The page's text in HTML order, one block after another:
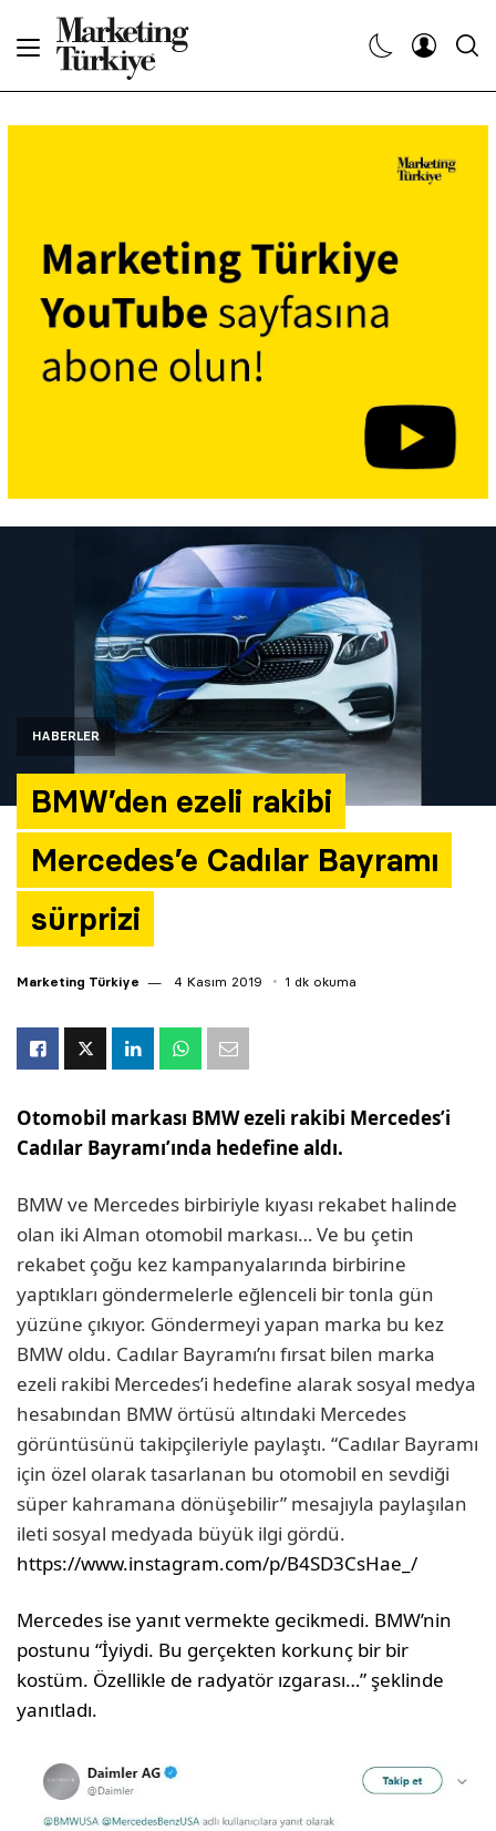
HABERLER
BMW’den ezeli rakibi
Mercedes’e Cadılar Bayramı
sürprizi
Marketing Türkiye 4 Kasım 2019 1 dk okuma
Otomobil markası BMW ezeli rakibi Mercedes’i
Cadılar Bayramı’ında hedefine aldı.
BMW ve Mercedes birbiriyle kıyası rekabet halinde
olan iki Alman otomobil markası… Ve bu çetin
rekabet çoğu kez kampanyalarında birbirine
yaptıkları göndermelerle eğlenceli bir tonla gün
yüzüne çıkıyor. Göndermeyi yapan marka bu kez
BMW oldu. Cadılar Bayramı’nı fırsat bilen marka
ezeli rakibi Mercedes’i hedefine alarak sosyal medya
hesabından BMW örtüsü altındaki Mercedes
görüntüsünü takipçileriyle paylaştı. “Cadılar Bayramı
için özel olarak tasarlanan bu otomobil en sevdiği
süper kahramana dönüşebilir” mesajıyla paylaşılan
ileti sosyal medyada büyük ilgi gördü.
https://www.instagram.com/p/B4SD3CsHae_/
Mercedes ise yanıt vermekte gecikmedi. BMW’nin
postunu “İyiydi. Bu gerçekten korkunç bir bir
kostüm. Özellikle de radyatör ızgarası…” şeklinde
yanıtladı.
Dergiler
Etkinlikler